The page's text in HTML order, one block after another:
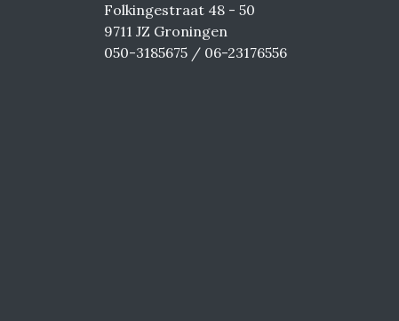
Folkingestraat 48 - 50
9711 JZ Groningen
050-3185675 / 06-23176556